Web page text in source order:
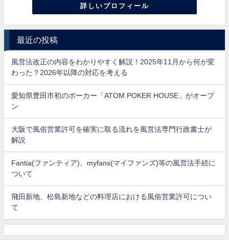
詳しいプロフィール
最近の投稿
風営法改正の内容をわかりやすく解説！2025年11月から何が変
わった？2026年以降の対応を考える
愛知県豊田市初のポーカー「ATOM POKER HOUSE」がオープ
ン
大阪で風俗営業許可を確実に取る流れを風営法専門行政書士が
解説
Fantia(ファンティア)、myfans(マイファンズ)等の風営法手続に
ついて
飛田新地、松島新地などの料理店における風俗営業許可につい
て